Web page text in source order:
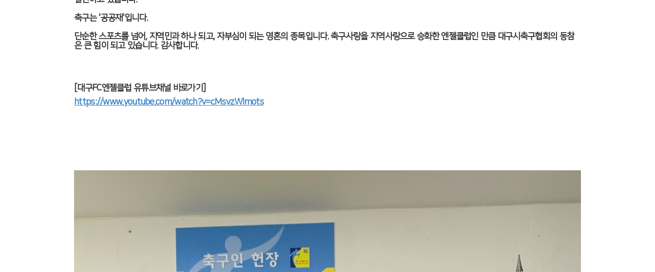
축구는 '공공재'입니다.
단순한 스포츠를 넘어, 지역민과 하나 되고, 자부심이 되는 영혼의 종목입니다. 축구사랑을 지역사랑으로 승화한 엔젤클럽인 만큼 대구시축구협회의 동참
은 큰 힘이 되고 있습니다. 감사합니다.
[대구FC엔젤클럽 유튜브채널 바로가기]
https://www.youtube.com/watch?v=cMsvzWlmots